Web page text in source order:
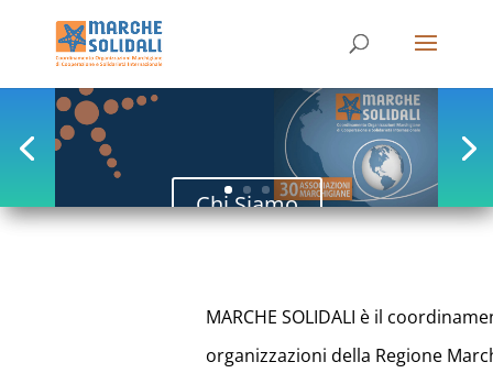
Chi Siamo
MARCHE SOLIDALI è il
organizzazioni della Regione